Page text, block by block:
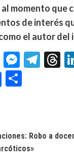
momento que
de interés
el autor del
Gmail
Robo a